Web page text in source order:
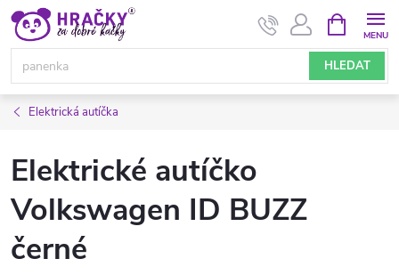
Přejít
obsah
HLEDAT
NÁKUPNÍ
KOŠÍK
Elektrická autíčka
Elektrické autíčko
Volkswagen ID BUZZ
černé